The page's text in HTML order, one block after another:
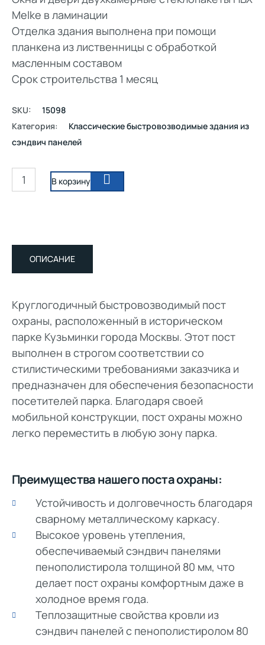
Melke в ламинации
Отделка здания выполнена при помощи
планкена из лиственницы с обработкой
масленным составом
Срок строительства 1 месяц
SKU:
15098
Категория:
Классические быстровозводимые здания из
сэндвич панелей
В корзину
ОПИСАНИЕ
Круглогодичный быстровозводимый пост
охраны, расположенный в историческом
парке Кузьминки города Москвы. Этот пост
выполнен в строгом соответствии со
стилистическими требованиями заказчика и
предназначен для обеспечения безопасности
посетителей парка. Благодаря своей
мобильной конструкции, пост охраны можно
легко переместить в любую зону парка.
Преимущества нашего поста охраны:
Устойчивость и долговечность благодаря
сварному металлическому каркасу.
Высокое уровень утепления,
обеспечиваемый сэндвич панелями
пенополистирола толщиной 80 мм, что
делает пост охраны комфортным даже в
холодное время года.
Теплозащитные свойства кровли из
сэндвич панелей с пенополистиролом 80